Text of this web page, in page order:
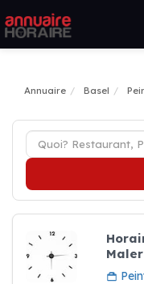
Annuaire Basel